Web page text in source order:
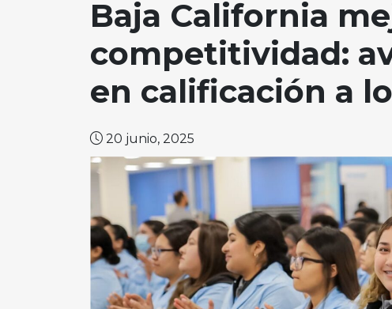
Baja California
competitividad:
en calificación a
20 junio, 2025